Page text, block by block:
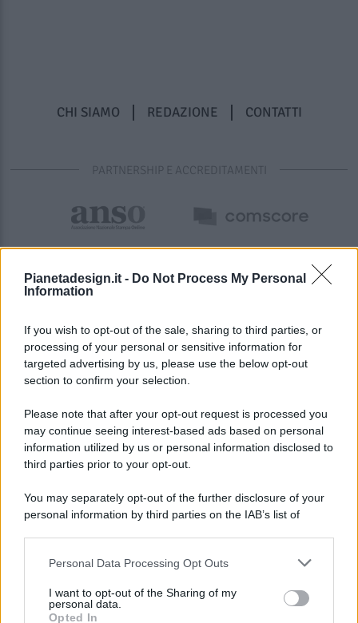
Pianetadesign.it - Do Not Process My Personal
Information
If you wish to opt-out of the sale, sharing to third parties, or
processing of your personal or sensitive information for
targeted advertising by us, please use the below opt-out
section to confirm your selection.
Please note that after your opt-out request is processed you
may continue seeing interest-based ads based on personal
information utilized by us or personal information disclosed to
third parties prior to your opt-out.
You may separately opt-out of the further disclosure of your
personal information by third parties on the IAB’s list of
This information may also be disclosed by us to third parties
disclose it to other third parties.
Personal Data Processing Opt Outs
I want to opt-out of the Sharing of my
personal data.
Opted In
CHI SIAMO REDAZIONE CONTATTI
PARTNERSHIP E ACCREDITAMENTI
© 2026 - Pianeta Design - P.IVA 04827280654 - Testata
Registrata Al Tribunale Di Nocera Inferiore N. 8/2020 - RG N.
ISCRIZIONE AL ROC N. 35792 – ISCRITTA ALL’ANSO
(ASSOCIAZIONE NAZIONALE STAMPA ONLINE)
PREFERENZE PRIVACY